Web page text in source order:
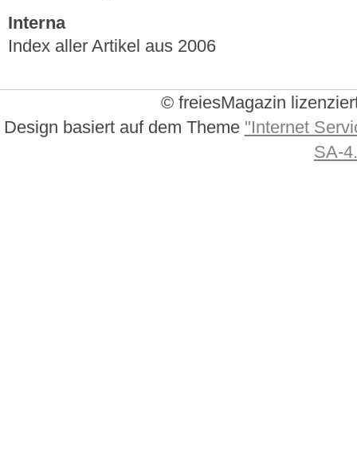
Interna
Index aller Artikel aus 2006
© freiesMagazin
Design basiert auf dem Theme "Internet
SA-